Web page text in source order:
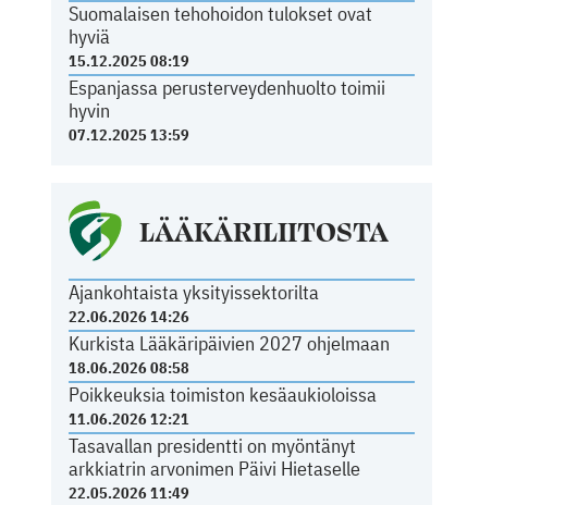
Suomalaisen tehohoidon tulokset ovat
hyviä
15.12.2025 08:19
Espanjassa perusterveydenhuolto toimii
hyvin
07.12.2025 13:59
LÄÄKÄRILIITOSTA
Ajankohtaista yksityissektorilta
22.06.2026 14:26
Kurkista Lääkäripäivien 2027 ohjelmaan
18.06.2026 08:58
Poikkeuksia toimiston kesäaukioloissa
11.06.2026 12:21
Tasavallan presidentti on myöntänyt
arkkiatrin arvonimen Päivi Hietaselle
22.05.2026 11:49